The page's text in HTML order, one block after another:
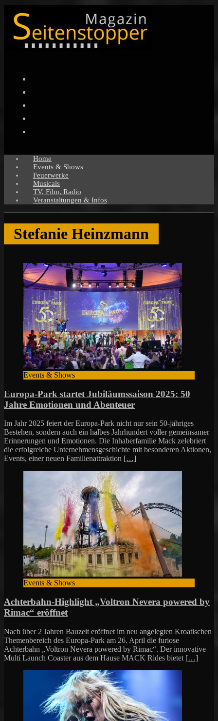
Home
Events & Shows
Feuerwerke
Musicals
TV, Film, Radio
Veranstaltungen & Infos
Stefanie Heinzmann
Events & Shows
Europa-Park startet Jubiläumssaison 2025: 50
Jahre Emotionen und Abenteuer
Im Jahr 2025 feiert der Europa-Park nicht nur sein 50-jähriges
Bestehen, sondern auch ein halbes Jahrhundert voller gemeinsamer
Erinnerungen und Emotionen. Die Inhaberfamilie Mack zelebriert
die erfolgreiche Unternehmensgeschichte mit besonderen Aktionen,
Events, einer neuen Familienattraktion […]
Events & Shows
Achterbahn-Highlight „Voltron Nevera powered by
Rimac“ eröffnet
Nach über 2 Jahren Bauzeit eröffnet im neu angelegten Kroatischen
Themenbereich des Europa-Park am 26. April die furiose
Achterbahn „Voltron Nevera powered by Rimac“. Der innovative
Multi Launch Coaster aus dem Hause MACK Rides bietet […]